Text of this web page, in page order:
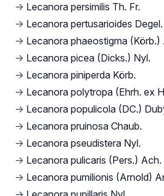
→ Lecanora persimilis Th. Fr.
→ Lecanora pertusarioides Degel.
→ Lecanora phaeostigma (Körb.)
→ Lecanora picea (Dicks.) Nyl.
→ Lecanora piniperda Körb.
→ Lecanora polytropa (Ehrh. ex
→ Lecanora populicola (DC.)
→ Lecanora pruinosa Chaub.
→ Lecanora pseudistera Nyl.
→ Lecanora pulicaris (Pers.) Ach.
→ Lecanora pumilionis (Arnold)